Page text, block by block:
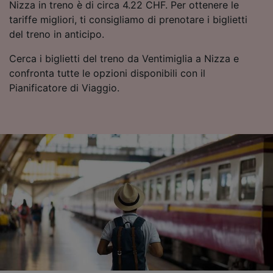
Nizza in treno è di circa 4.22 CHF. Per ottenere le
tariffe migliori, ti consigliamo di prenotare i biglietti
del treno in anticipo.
Cerca i biglietti del treno da Ventimiglia a Nizza e
confronta tutte le opzioni disponibili con il
Pianificatore di Viaggio.
fornire:
Utilizzare dati di geolocalizzazione precisi.
Scansione attiva delle caratteristiche del
Archiviare informazioni su dispositivo e/o
accedervi. Pubblicità e contenuti
personalizzati, misurazione delle prestazioni
Elenco dei partner (fornitori)